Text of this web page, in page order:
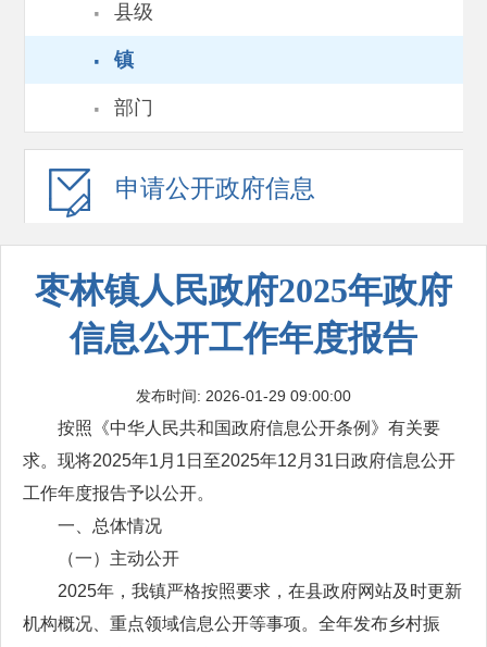
· 县级
· 镇
· 部门
申请公开政府信息
枣林镇人民政府2025年政府
信息公开工作年度报告
发布时间: 2026-01-29 09:00:00
按照《中华人民共和国政府信息公开条例》有关要
求。现将2025年1月1日至2025年12月31日政府信息公开
工作年度报告予以公开。
一、总体情况
（一）主动公开
2025年，我镇严格按照要求，在县政府网站及时更新
机构概况、重点领域信息公开等事项。全年发布乡村振